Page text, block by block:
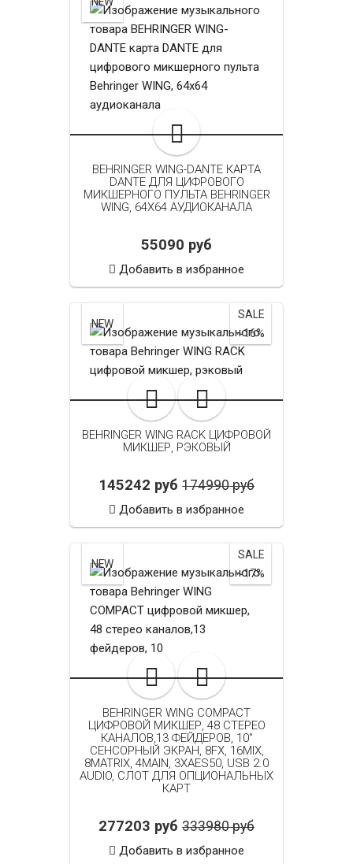
BEHRINGER WING-DANTE КАРТА
DANTE ДЛЯ ЦИФРОВОГО
МИКШЕРНОГО ПУЛЬТА BEHRINGER
WING, 64Х64 АУДИОКАНАЛА
55090 руб
Добавить в избранное
NEW
SALE
~16%
BEHRINGER WING RACK ЦИФРОВОЙ
МИКШЕР, РЭКОВЫЙ
145242 руб 174990 руб
Добавить в избранное
NEW
SALE
~17%
BEHRINGER WING COMPACT
ЦИФРОВОЙ МИКШЕР, 48 СТЕРЕО
КАНАЛОВ,13 ФЕЙДЕРОВ, 10"
СЕНСОРНЫЙ ЭКРАН, 8FX, 16MIX,
8MATRIX, 4MAIN, 3ХAES50, USB 2.0
AUDIO, СЛОТ ДЛЯ ОПЦИОНАЛЬНЫХ
КАРТ
277203 руб 333980 руб
Добавить в избранное